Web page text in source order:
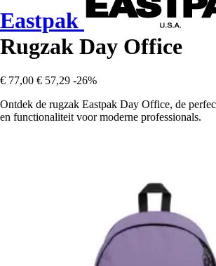
Eastpak
Rugzak Day Office
€ 77,00 € 57,29 -26%
Ontdek de rugzak Eastpak Day Office, de
en functionaliteit voor moderne professionals.